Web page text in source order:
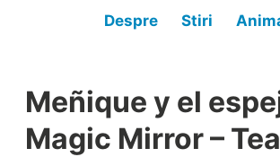
Despre Stiri
Meñique y el
Magic Mirror –